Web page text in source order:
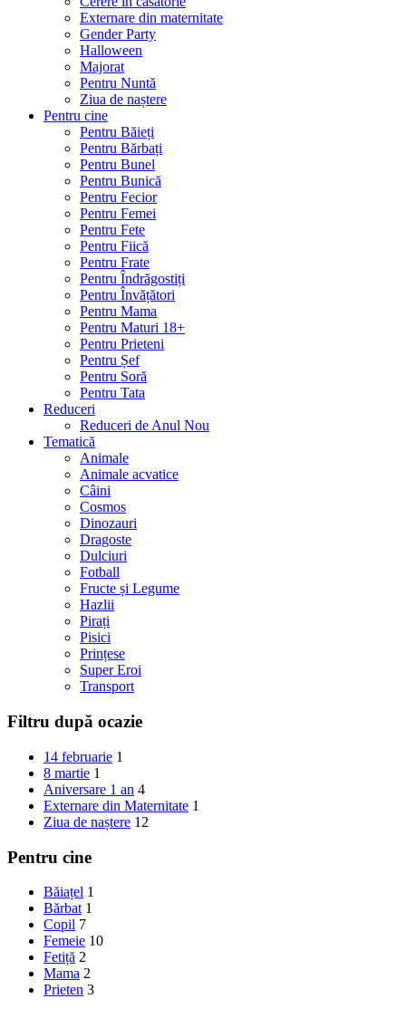
Externare din maternitate
Gender Party
Halloween
Majorat
Pentru Nuntă
Ziua de naștere
Pentru cine
Pentru Băieți
Pentru Bărbați
Pentru Bunel
Pentru Bunică
Pentru Fecior
Pentru Femei
Pentru Fete
Pentru Fiică
Pentru Frate
Pentru Îndrăgostiți
Pentru Învățători
Pentru Mama
Pentru Maturi 18+
Pentru Prieteni
Pentru Șef
Pentru Soră
Pentru Tata
Reduceri
Reduceri de Anul Nou
Tematică
Animale
Animale acvatice
Câini
Cosmos
Dinozauri
Dragoste
Dulciuri
Fotball
Fructe și Legume
Hazlii
Pirați
Pisici
Prințese
Super Eroi
Transport
Filtru după ocazie
14 februarie 1
8 martie 1
Aniversare 1 an 4
Externare din Maternitate 1
Ziua de naștere 12
Pentru cine
Băiațel 1
Bărbat 1
Copil 7
Femeie 10
Fetiță 2
Mama 2
Prieten 3